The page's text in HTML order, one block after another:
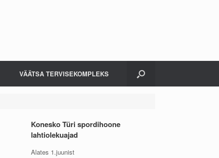
VÄÄTSA TERVISEKOMPLEKS
Konesko Türi spordihoone
lahtiolekuajad
Alates 1.juunist